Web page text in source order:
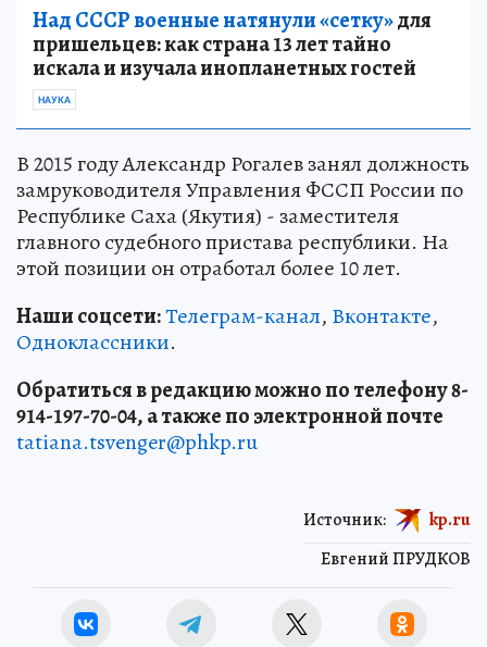
Над СССР военные натянули «сетку»для
пришельцев: как страна 13 лет тайно
искала и изучала инопланетных гостей
НАУКА
В 2015 году Александр Рогалев занял должность
замруководителя Управления ФССП России по
Республике Саха (Якутия) - заместителя
главного судебного пристава республики. На
этой позиции он отработал более 10 лет.
Наши соцсети:Телеграм-канал, Вконтакте,
Одноклассники.
Обратиться в редакцию можно по телефону 8-
914-197-70-04, а также по электронной почте
tatiana.tsvenger@phkp.ru
Евгений ПРУДКОВ
Источник: kp.ru